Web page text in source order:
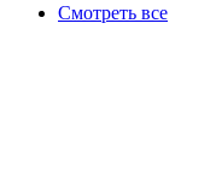
Смотреть все